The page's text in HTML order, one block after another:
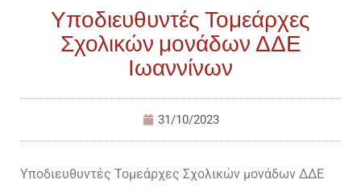
Υποδιευθυντές Τομεάρχες
Σχολικών μονάδων ΔΔΕ
Ιωαννίνων
31/10/2023
Υποδιευθυντές Τομεάρχες Σχολικών μονάδων ΔΔΕ